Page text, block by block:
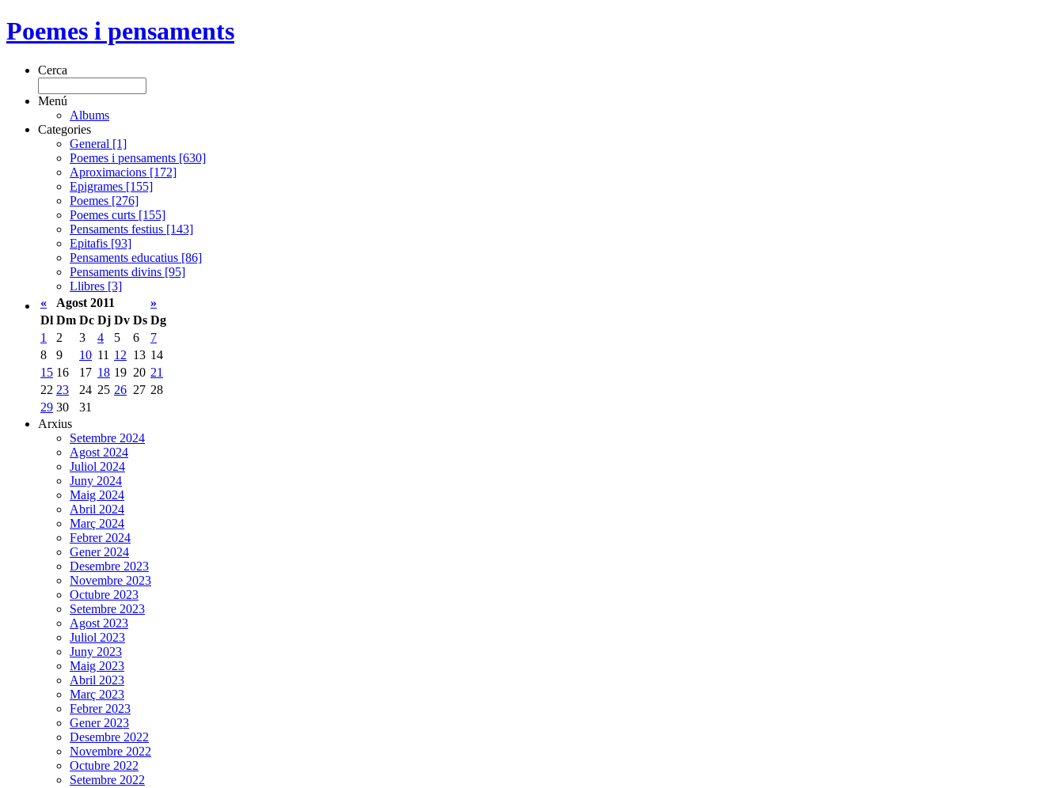
Poemes i pensaments
Cerca
Menú
Albums
Categories
General [1]
Poemes i pensaments [630]
Aproximacions [172]
Epigrames [155]
Poemes [276]
Poemes curts [155]
Pensaments festius [143]
Epitafis [93]
Pensaments educatius [86]
Pensaments divins [95]
Llibres [3]
«
Agost 2011
»
Dl Dm Dc Dj Dv Ds Dg
1
2 3 4 5 6
7
8
9 10 11 12 13 14
15 16 17 18 19 20 21
22 23 24 25 26 27 28
29 30
31
Arxius
Setembre 2024
Agost 2024
Juliol 2024
Juny 2024
Maig 2024
Abril 2024
Març 2024
Febrer 2024
Gener 2024
Desembre 2023
Novembre 2023
Octubre 2023
Setembre 2023
Agost 2023
Juliol 2023
Juny 2023
Maig 2023
Abril 2023
Març 2023
Febrer 2023
Gener 2023
Desembre 2022
Novembre 2022
Octubre 2022
Setembre 2022